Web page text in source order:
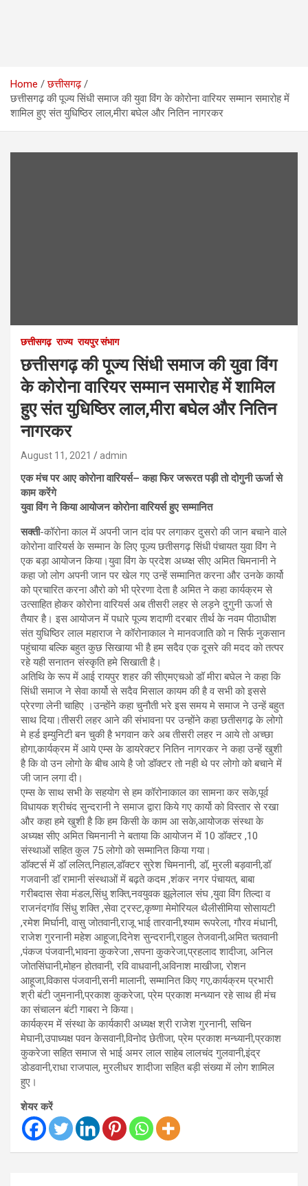
Home
छत्तीसगढ़
छत्तीसगढ़ की पूज्य सिंधी समाज की युवा विंग के कोरोना वारियर सम्मान समारोह में
शामिल हुए संत युधिष्ठिर लाल,मीरा बघेल और नितिन नागरकर
छत्तीसगढ़ राज्य रायपुर संभाग
छत्तीसगढ़ की पूज्य सिंधी समाज की युवा विंग
के कोरोना वारियर सम्मान समारोह में शामिल
हुए संत युधिष्ठिर लाल,मीरा बघेल और नितिन
नागरकर
August 11, 2021 admin
एक मंच पर आए कोरोना वारियर्स– कहा फिर जरूरत पड़ी तो दोगुनी ऊर्जा से
काम करेंगे
युवा विंग ने किया आयोजन कोरोना वारियर्स हुए सम्मानित
सक्ती-कॉरोना काल में अपनी जान दांव पर लगाकर दुसरो की जान बचाने वाले
कोरोना वारियर्स के सम्मान के लिए पूज्य छतीसगढ़ सिंधी पंचायत युवा विंग ने
एक बड़ा आयोजन किया।युवा विंग के प्रदेश अध्य्क्ष सीए अमित चिमनानी ने
कहा जो लोग अपनी जान पर खेल गए उन्हें सम्मानित करना और उनके कार्यो
को प्रचारित करना औरो को भी प्रेरणा देता है अमित ने कहा कार्यक्रम से
उत्साहित होकर कोरोना वारियर्स अब तीसरी लहर से लड़ने दुगुनी ऊर्जा से
तैयार है। इस आयोजन में पधारे पूज्य शदाणी दरबार तीर्थ के नवम पीठाधीश
संत युधिष्ठिर लाल महाराज ने कॉरोनाकाल ने मानवजाति को न सिर्फ नुकसान
पहुंचाया बल्कि बहुत कुछ सिखाया भी है हम सदैव एक दूसरे की मदद को तत्पर
रहे यही सनातन संस्कृति हमे सिखाती है।
अतिथि के रूप में आई रायपुर शहर की सीएमएचओ डॉ मीरा बघेल ने कहा कि
सिंधी समाज ने सेवा कार्यो से सदैव मिसाल कायम की है व सभी को इससे
प्रेरणा लेनी चाहिए ।उन्होंने कहा चुनौती भरे इस समय मे समाज ने उन्हें बहुत
साथ दिया।तीसरी लहर आने की संभावना पर उन्होंने कहा छतीसगढ़ के लोगो
मे हर्ड इम्युनिटी बन चुकी है भगवान करे अब तीसरी लहर न आये तो अच्छा
होगा,कार्यक्रम में आये एम्स के डायरेक्टर नितिन नागरकर ने कहा उन्हें खुशी
है कि वो उन लोगो के बीच आये है जो डॉक्टर तो नही थे पर लोगो को बचाने में
जी जान लगा दी।
एम्स के साथ सभी के सहयोग से हम कॉरोनाकाल का सामना कर सके,पूर्व
विधायक श्रीचंद सुन्दरानी ने समाज द्वारा किये गए कार्यो को विस्तार से रखा
और कहा हमे खुशी है कि हम किसी के काम आ सके,आयोजक संस्था के
अध्यक्ष सीए अमित चिमनानी ने बताया कि आयोजन में 10 डॉक्टर ,10
संस्थाओं सहित कुल 75 लोगो को सम्मानित किया गया।
डॉक्टर्स में डॉ ललित,निहाल,डॉक्टर सुरेश चिमनानी, डॉ, मुरली बड़वानी,डॉ
गजवानी डॉ रामानी संस्थाओं में बढ़ते कदम ,शंकर नगर पंचायत, बाबा
गरीबदास सेवा मंडल,सिंधु शक्ति,नवयुवक झूलेलाल संघ ,युवा विंग तिल्दा व
राजनंदगॉव सिंधु शक्ति ,सेवा ट्रस्ट,कृष्णा मेमोरियल थैलीसीमिया सोसायटी
,रमेश मिर्घानी, वासु जोतवानी,राजू भाई तारवानी,श्याम रूपरेला, गौरव मंधानी,
राजेश गुरनानी महेश आहूजा,दिनेश सुन्दरानी,राहुल तेजवानी,अमित चतवानी
,पंकज पंजवानी,भावना कुकरेजा ,सपना कुकरेजा,प्रहलाद शादीजा, अनिल
जोतसिंघानी,मोहन होतवानी, रवि वाधवानी,अविनाश माखीजा, रोशन
आहूजा,विकास पंजवानी,सनी मालानी, सम्मानित किए गए,कार्यक्रम प्रभारी
श्री बंटी जुमनानी,प्रकाश कुकरेजा, प्रेम प्रकाश मन्ध्यान रहे साथ ही मंच
का संचालन बंटी गाबरा ने किया।
कार्यक्रम में संस्था के कार्यकारी अध्यक्ष श्री राजेश गुरनानी, सचिन
मेघानी,उपाध्यक्ष पवन केसवानी,विनोद छेतीजा, प्रेम प्रकाश मन्ध्यानी,प्रकाश
कुकरेजा सहित समाज से भाई अमर लाल साहेब लालचंद गुलवानी,इंद्र
डोडवानी,राधा राजपाल, मुरलीधर शादीजा सहित बड़ी संख्या में लोग शामिल
हुए।
शेयर करें